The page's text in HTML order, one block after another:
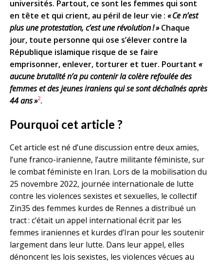
universités. Partout, ce sont les femmes qui sont
en tête et qui crient, au péril de leur vie : « Ce n’est
plus une protestation, c’est une révolution ! »Chaque
jour, toute personne qui ose s’élever contre la
République islamique risque de se faire
emprisonner, enlever, torturer et tuer. Pourtant «
aucune brutalité n’a pu contenir la colère refoulée des
femmes et des jeunes iraniens qui se sont déchaînés après
44 ans »2.
Pourquoi cet article ?
Cet article est né d’une discussion entre deux amies,
l’une franco-iranienne, l’autre militante féministe, sur
le combat féministe en Iran. Lors de la mobilisation du
25 novembre 2022, journée internationale de lutte
contre les violences sexistes et sexuelles, le collectif
Zin35 des femmes kurdes de Rennes a distribué un
tract : c’était un appel international écrit par les
femmes iraniennes et kurdes d’Iran pour les soutenir
largement dans leur lutte. Dans leur appel, elles
dénoncent les lois sexistes, les violences vécues au